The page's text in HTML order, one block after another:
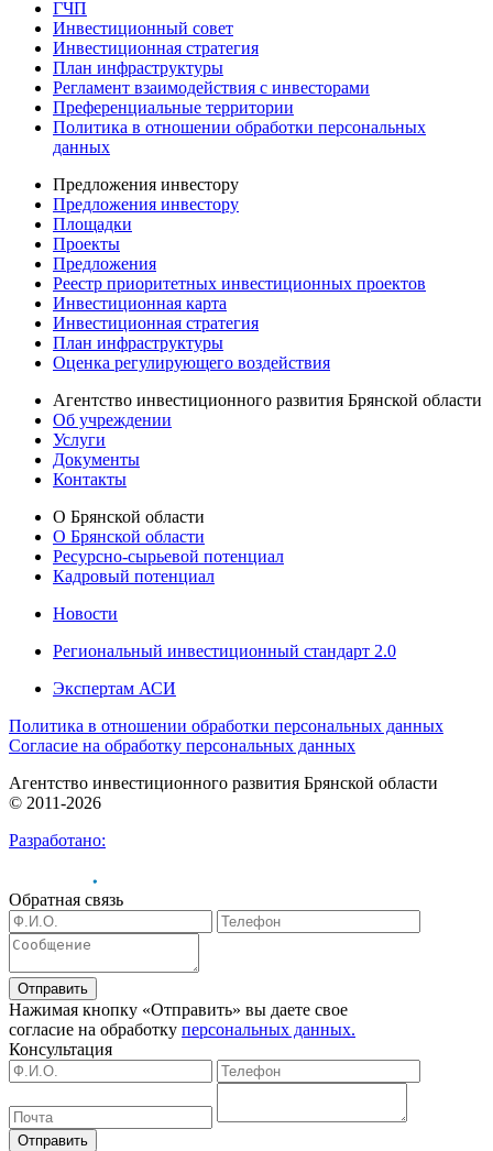
ГЧП
Инвестиционный совет
Инвестиционная стратегия
План инфраструктуры
Регламент взаимодействия с инвесторами
Преференциальные территории
Политика в отношении обработки персональных
данных
Предложения инвестору
Предложения инвестору
Площадки
Проекты
Предложения
Реестр приоритетных инвестиционных проектов
Инвестиционная карта
Инвестиционная стратегия
План инфраструктуры
Оценка регулирующего воздействия
Агентство инвестиционного развития Брянской области
Об учреждении
Услуги
Документы
Контакты
О Брянской области
О Брянской области
Ресурсно-сырьевой потенциал
Кадровый потенциал
Новости
Региональный инвестиционный стандарт 2.0
Экспертам АСИ
Политика в отношении обработки персональных данных
Согласие на обработку персональных данных
Агентство инвестиционного развития Брянской области
© 2011-2026
Разработано:
Обратная связь
Отправить
Нажимая кнопку «Отправить» вы даете свое
согласие на обработку персональных данных.
Консультация
Отправить